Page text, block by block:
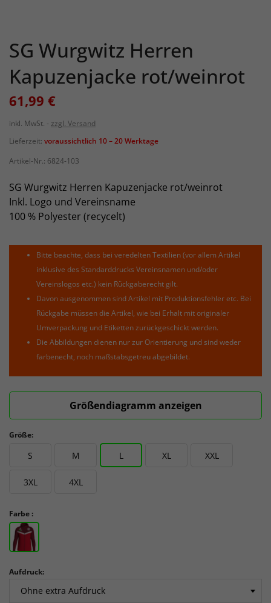
SG Wurgwitz Herren
Kapuzenjacke rot/weinrot
61,99 €
inkl. MwSt.
zzgl. Versand
Lieferzeit: voraussichtlich 10 – 20 Werktage
Artikel-Nr.: 6824-103
SG Wurgwitz Herren Kapuzenjacke rot/weinrot
Inkl. Logo und Vereinsname
100 % Polyester (recycelt)
Bitte beachte, dass bei veredelten Textilien (vor allem Artikel
inklusive des Standarddrucks Vereinsnamen und/oder
Vereinslogos etc.) kein Rückgaberecht gilt.
Davon ausgenommen sind Artikel mit Produktionsfehler etc. Bei
Rückgabe müssen die Artikel, wie bei Erhalt mit originaler
Umverpackung und Etiketten zurückgeschickt werden.
Die Abbildungen dienen nur zur Orientierung und sind weder
farbenecht, noch maßstabsgetreu abgebildet.
Größendiagramm anzeigen
Größe:
S M L XL XXL
3XL 4XL
Farbe :
Aufdruck: